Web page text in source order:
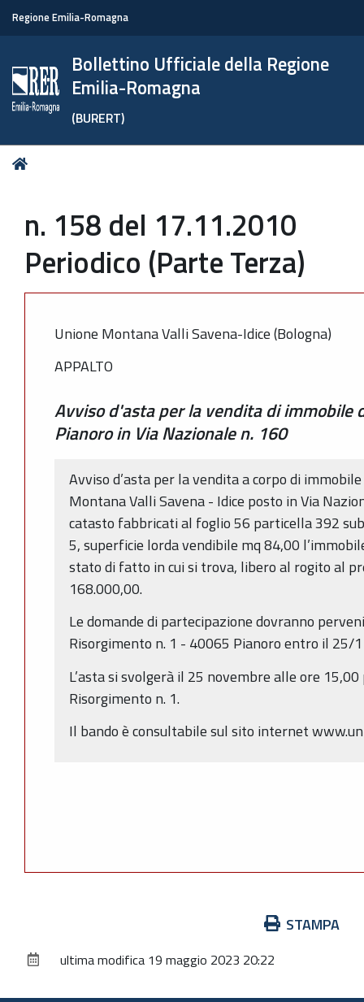
Regione Emilia-Romagna
Bollettino Ufficiale della Regione
Emilia-Romagna
(BURERT)
Tu
n. 158 del 17.11.2010
Periodico (Parte Terza)
Unione Montana Valli Savena-Idice (Bologna)
APPALTO
Avviso d'asta per la vendita di immobile
Pianoro in Via Nazionale n. 160
Avviso d’asta per la vendita a corpo di
Montana Valli Savena - Idice posto in Via
catasto fabbricati al foglio 56 particella 392
5, superficie lorda vendibile mq 84,00
stato di fatto in cui si trova, libero al rogito al
168.000,00.
Le domande di partecipazione dovranno
Risorgimento n. 1 - 40065 Pianoro entro il 25/
L’asta si svolgerà il 25 novembre alle ore
Risorgimento n. 1.
Il bando è consultabile sul sito internet
documento
STAMPA
ultima modifica 19 maggio 2023 20:22